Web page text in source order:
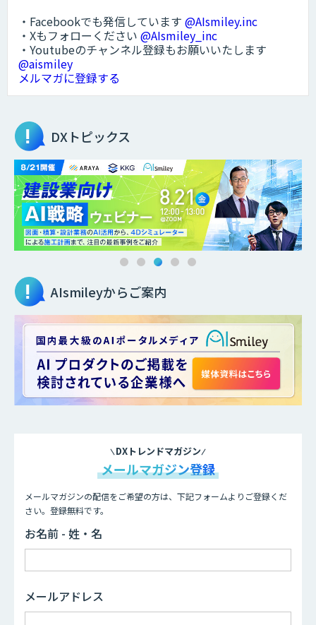
・Facebookでも発信しています @AIsmiley.inc
・Xもフォローください @AIsmiley_inc
・Youtubeのチャンネル登録もお願いいたします
@aismiley
メルマガに登録する
DXトピックス
AIsmileyからご案内
DXトレンドマガジン
メールマガジン登録
メールマガジンの配信をご希望の方は、下記フォームよりご登録くだ
さい。登録無料です。
お名前 - 姓・名
メールアドレス